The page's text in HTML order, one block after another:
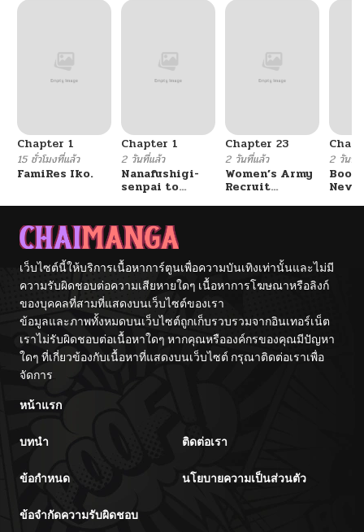
ตอนที่ 109 01/18/2026
ตอนที่ 107
ตอนที่ 106 01/07/2026
ตอนที่ 105 01/07/2026
ตอนที่ 104
ตอนที่ 101
Chapter 1
15 ชั่วโมงที่แล้ว
FamiRes Iko.
Chapter 1
2 วันที่แล้ว
Nanafushigi-
senpai to
Chapter 23
2 วันที่แล้ว
Women’s Army
Recruit
2 วันที่แ
เว็บไซต์นี้ให้บริการเนื้อหาการ์ตูนเพื่อความบันเทิงเท่านั้นและไม่มี
ความรับผิดชอบต่อความเสียหายใดๆ เนื้อหาการโฆษณาหรือลิงก์
ของบุคคลที่สามที่แสดงบนเว็บไซต์ของเรา
ข้อมูลและภาพทั้งหมดบนเว็บไซต์ถูกเก็บรวบรวมจากอินเทอร์เน็ต
เราไม่รับผิดชอบต่อเนื้อหาใดๆ หากคุณหรือองค์กรของคุณมีปัญหา
ใดๆ ที่เกี่ยวข้องกับเนื้อหาที่แสดงบนเว็บไซต์ กรุณาติดต่อเราเพื่อ
จัดการ
หน้าแรก
บทนำ ติดต่อเรา
ข้อกำหนด นโยบายความเป็นส่วนตัว
ข้อจำกัดความรับผิดชอบ